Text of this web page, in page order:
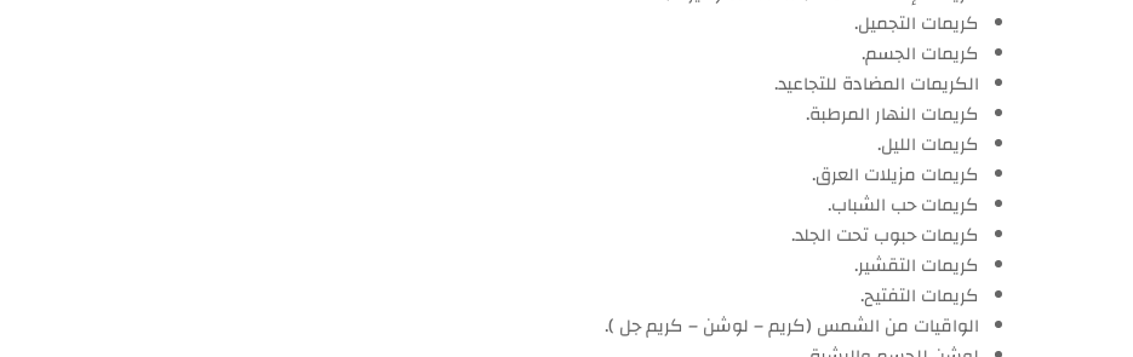
كريمات التجميل.
كريمات الجسم.
الكريمات المضادة للتجاعيد.
كريمات النهار المرطبة.
كريمات الليل.
كريمات مزيلات العرق.
كريمات حب الشباب.
كريمات حبوب تحت الجلد.
كريمات التقشير.
كريمات التفتيح.
الواقيات من الشمس (كريم – لوشن – كريم جل ).